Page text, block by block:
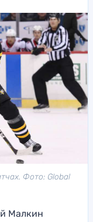
Фото: Global
Малкин